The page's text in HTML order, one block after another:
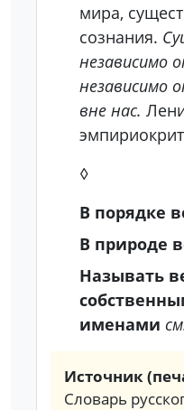
мира,
сознания.
независимо
независимо
вне нас.
◊
В порядке
В природе
Называть
именами
Источник
Словарь